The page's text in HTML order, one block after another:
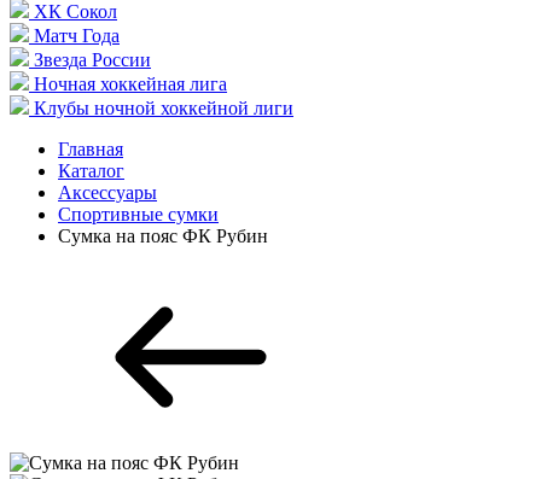
ХК Сокол
Матч Года
Звезда России
Ночная хоккейная лига
Клубы ночной хоккейной лиги
Главная
Каталог
Аксессуары
Спортивные сумки
Сумка на пояс ФК Рубин